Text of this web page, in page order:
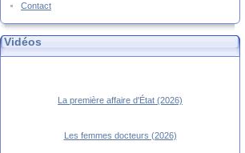
Contact
Vidéos
La première affaire d'État (2026)
Les femmes docteurs (2026)